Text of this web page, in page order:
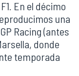
En el décimo
una
Racing (antes
donde
temporada